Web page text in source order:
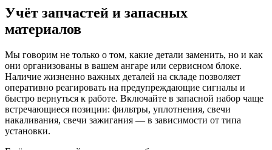
Учёт запчастей и запасных
материалов
Мы говорим не только о том, какие детали заменить, но и как
они организованы в вашем ангаре или сервисном блоке.
Наличие жизненно важных деталей на складе позволяет
оперативно реагировать на предупреждающие сигналы и
быстро вернуться к работе. Включайте в запасной набор чаще
встречающиеся позиции: фильтры, уплотнения, свечи
накаливания, свечи зажигания — в зависимости от типа
установки.